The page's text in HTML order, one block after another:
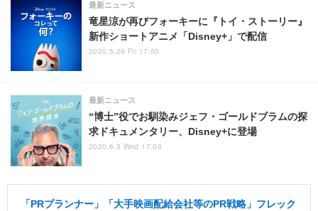
竜星涼が再びフォーキーに『トイ・ストーリー』
新作ショートアニメ「Disney+」で配信
最新ニュース
2020.5.29 Fri 17:00
“博士”役でお馴染みジェフ・ゴールドブラムの探
求ドキュメンタリー、Disney+に登場
最新ニュース
2020.6.3 Wed 17:00
「PRプランナー」「大手映画配給会社等のPR戦略」フレック